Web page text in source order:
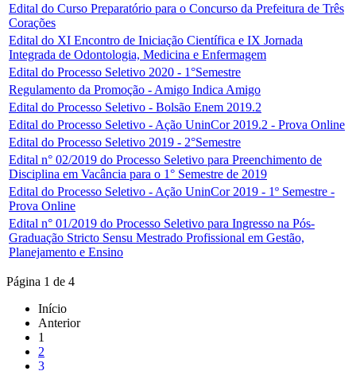
Edital do Curso Preparatório para o Concurso da Prefeitura de Três
Corações
Edital do XI Encontro de Iniciação Científica e IX Jornada
Integrada de Odontologia, Medicina e Enfermagem
Edital do Processo Seletivo 2020 - 1°Semestre
Regulamento da Promoção - Amigo Indica Amigo
Edital do Processo Seletivo - Bolsão Enem 2019.2
Edital do Processo Seletivo - Ação UninCor 2019.2 - Prova Online
Edital do Processo Seletivo 2019 - 2°Semestre
Edital n° 02/2019 do Processo Seletivo para Preenchimento de
Disciplina em Vacância para o 1° Semestre de 2019
Edital do Processo Seletivo - Ação UninCor 2019 - 1º Semestre -
Prova Online
Edital n° 01/2019 do Processo Seletivo para Ingresso na Pós-
Graduação Stricto Sensu Mestrado Profissional em Gestão,
Planejamento e Ensino
Página 1 de 4
Início
Anterior
1
2
3